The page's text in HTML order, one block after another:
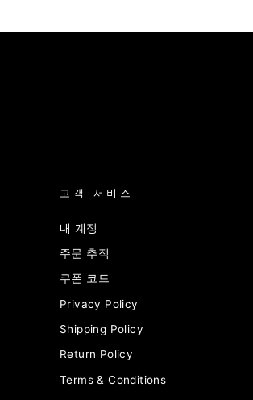
고객 서비스
내 계정
주문 추적
쿠폰 코드
Privacy Policy
Shipping Policy
Return Policy
Terms & Conditions